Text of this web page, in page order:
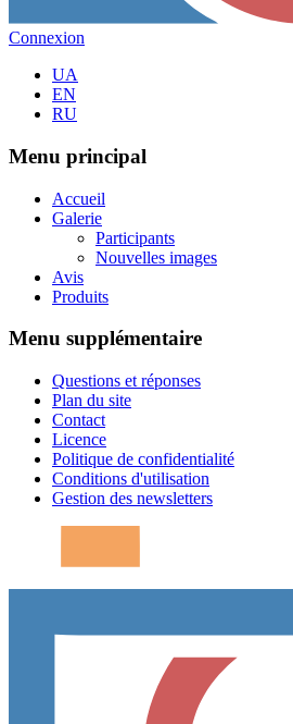
Connexion
UA
EN
RU
Menu principal
Accueil
Galerie
Participants
Nouvelles images
Avis
Produits
Menu supplémentaire
Questions et réponses
Plan du site
Contact
Licence
Politique de confidentialité
Conditions d'utilisation
Gestion des newsletters